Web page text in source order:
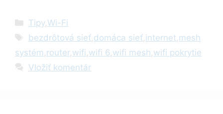
Kategórie
Tipy,Wi-Fi
Značky
bezdrôtová sieť,domáca sieť,internet,mesh
systém ,router,wifi,wifi 6,wifi mesh,wifi pokrytie
Vložiť komentár